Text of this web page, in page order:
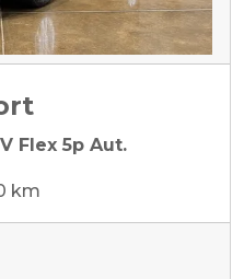
Flex 5p Aut.
km